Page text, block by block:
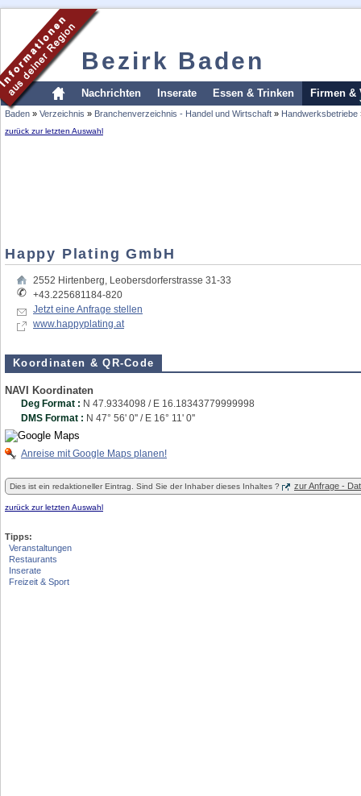
Bezirk Baden
Nachrichten Inserate Essen & Trinken Firmen &
Baden » Verzeichnis » Branchenverzeichnis - Handel und Wirtschaft » Handwerksbetriebe
zurück zur letzten Auswahl
Happy Plating GmbH
2552 Hirtenberg, Leobersdorferstrasse 31-33
+43.225681184-820
Jetzt eine Anfrage stellen
www.happyplating.at
Koordinaten & QR-Code
NAVI Koordinaten
Deg Format : N 47.9334098 / E 16.18343779999998
DMS Format : N 47° 56' 0'' / E 16° 11' 0''
Anreise mit Google Maps planen!
Dies ist ein redaktioneller Eintrag. Sind Sie der Inhaber dieses Inhaltes ? zur Anfrage -
zurück zur letzten Auswahl
Tipps:
Veranstaltungen
Restaurants
Inserate
Freizeit & Sport